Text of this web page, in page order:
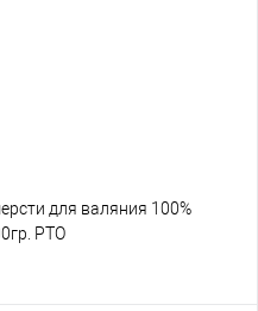
для валяния 100%
РТО